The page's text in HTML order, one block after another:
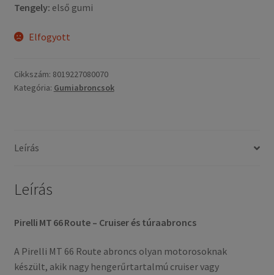
Tengely: első gumi
Elfogyott
Cikkszám: 8019227080070
Kategória: Gumiabroncsok
Leírás
Leírás
Pirelli MT 66 Route – Cruiser és túraabroncs
A Pirelli MT 66 Route abroncs olyan motorosoknak
készült, akik nagy hengerűrtartalmú cruiser vagy